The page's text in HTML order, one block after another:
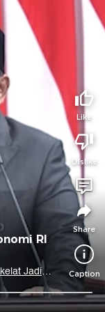
Like
Dislike
Share
Caption
RI
Jadi
Telegram
&